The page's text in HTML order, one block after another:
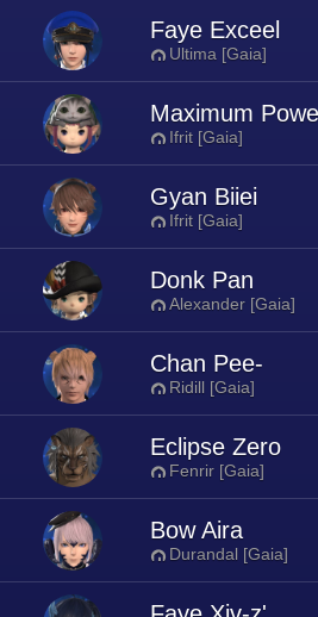
Faye Exceel
Ultima [Gaia]
Maximum
Ifrit [Gaia]
Gyan Biiei
Ifrit [Gaia]
Donk Pan
Alexander [Gaia]
Chan Pee-
Ridill [Gaia]
Eclipse Zero
Fenrir [Gaia]
Bow Aira
Durandal [Gaia]